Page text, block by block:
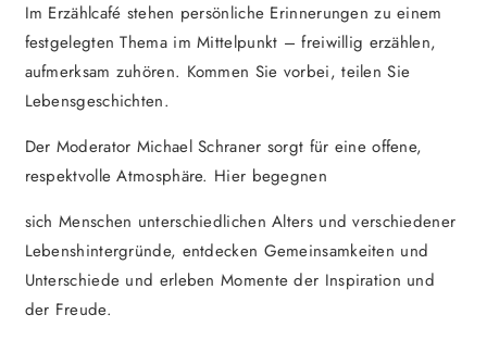
Im Erzählcafé stehen persönliche Erinnerungen zu einem
festgelegten Thema im Mittelpunkt – freiwillig erzählen,
aufmerksam zuhören. Kommen Sie vorbei, teilen Sie
Lebensgeschichten.
Der Moderator Michael Schraner sorgt für eine offene,
respektvolle Atmosphäre. Hier begegnen
sich Menschen unterschiedlichen Alters und verschiedener
Lebenshintergründe, entdecken Gemeinsamkeiten und
Unterschiede und erleben Momente der Inspiration und
der Freude.